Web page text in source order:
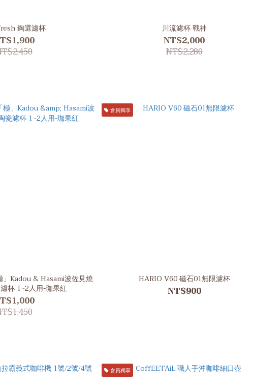
鋾選濾杯 川流濾杯 戰神
NT$2,000
NT$2,280
」Kadou & Hasami波佐見燒
杯 1~2人用-珈果紅
會員獨享
HARIO V60 磁石01無限濾杯
NT$900
會員獨享